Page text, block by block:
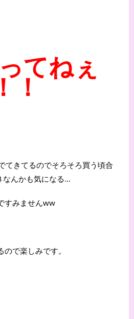
てねぇ
！
てきてるのでそろそろ買う頃合
なんかも気になる…
すみませんww
で楽しみです。